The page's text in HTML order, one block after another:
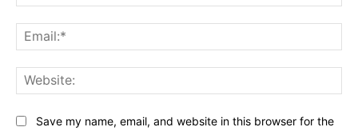
Save my name, email, and website in this browser for the